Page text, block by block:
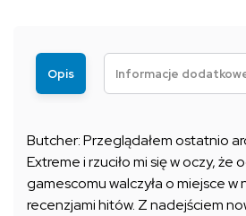
Opis Informacje
Butcher: Przeglądałem ostatnio
Extreme i rzuciło mi się w oczy, że
gamescomu walczyła o miejsce w
recenzjami hitów. Z nadejściem